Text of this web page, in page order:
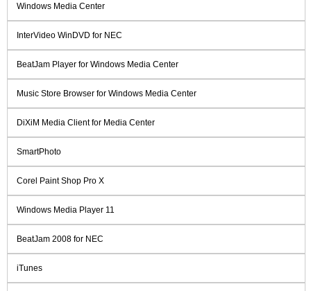
Windows Media Center
InterVideo WinDVD for NEC
BeatJam Player for Windows Media Center
Music Store Browser for Windows Media Center
DiXiM Media Client for Media Center
SmartPhoto
Corel Paint Shop Pro X
Windows Media Player 11
BeatJam 2008 for NEC
iTunes